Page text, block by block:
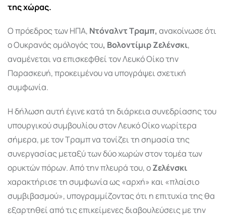
της χώρας.
Ο πρόεδρος των ΗΠΑ, Ντόναλντ Τραμπ, ανακοίνωσε ότι
ο Ουκρανός ομόλογός του, Βολοντίμιρ Ζελένσκι,
αναμένεται να επισκεφθεί τον Λευκό Οίκο την
Παρασκευή, προκειμένου να υπογράψει σχετική
συμφωνία.
Η δήλωση αυτή έγινε κατά τη διάρκεια συνεδρίασης του
υπουργικού συμβουλίου στον Λευκό Οίκο νωρίτερα
σήμερα, με τον Τραμπ να τονίζει τη σημασία της
συνεργασίας μεταξύ των δύο χωρών στον τομέα των
ορυκτών πόρων. Από την πλευρά του, οΖελένσκι
χαρακτήρισε τη συμφωνία ως «αρχή» και «πλαίσιο
συμβιβασμού», υπογραμμίζοντας ότι η επιτυχία της θα
εξαρτηθεί από τις επικείμενες διαβουλεύσεις με την